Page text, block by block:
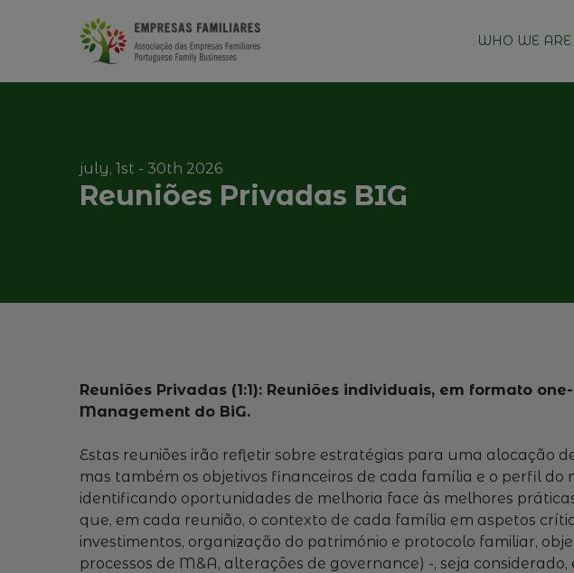
WHO WE ARE
july, 1st - 30th 2026
Reuniões Privadas BIG
Reuniões Privadas (1:1): Reuniões individuais, em formato
Management do BiG.
Estas reuniões irão refletir sobre estratégias para uma alocação
mas também os objetivos financeiros de cada família e o perfil
identificando oportunidades de melhoria face às melhores
que, em cada reunião, o contexto de cada família em aspetos
investimentos, organização do património e protocolo familiar,
processos de M&A, alterações de governance) -, seja